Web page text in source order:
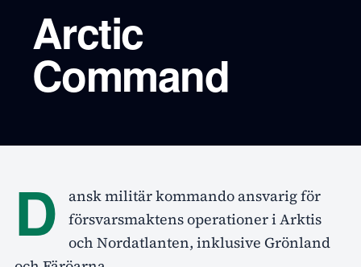
Arctic
Command
D
ansk militär kommando ansvarig för
försvarsmaktens operationer i Arktis
och Nordatlanten, inklusive Grönland